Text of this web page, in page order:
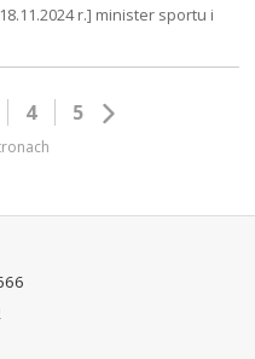
r.] minister sportu i
4 5